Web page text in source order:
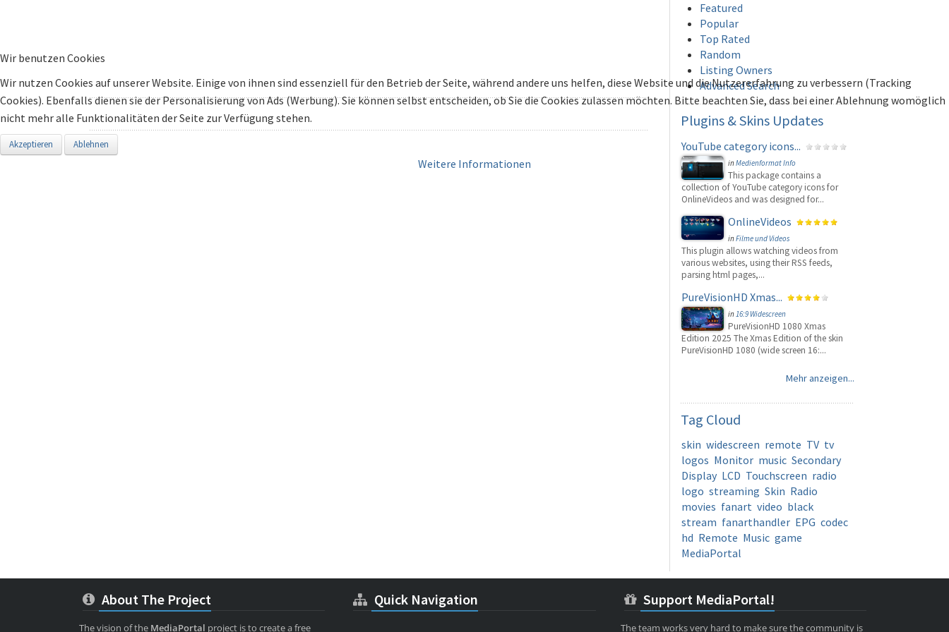
Featured
Popular
Top Rated
Random
Listing Owners
Advanced Search
Plugins & Skins Updates
YouTube category icons...
inMedienformat Info
This package contains a
collection of YouTube category icons for
OnlineVideos and was designed for...
OnlineVideos
inFilme und Videos
This plugin allows watching videos from
various websites, using their RSS feeds,
parsing html pages,...
PureVisionHD Xmas...
in16:9 Widescreen
PureVisionHD 1080 Xmas
Edition 2025 The Xmas Edition of the skin
PureVisionHD 1080 (wide screen 16:...
Mehr anzeigen...
Tag Cloud
skin widescreen remote TV tv
logos Monitor music Secondary
Display LCD Touchscreen radio
logo streaming Skin Radio
movies fanart video black
stream fanarthandler EPG codec
hd Remote Music game
MediaPortal
About The Project
The vision of the MediaPortal project is to create a free
Quick Navigation Support MediaPortal!
The team works very hard to make sure the community is
Wir benutzen Cookies
Wir nutzen Cookies auf unserer Website. Einige von ihnen sind essenziell für den Betrieb der Seite, während andere uns helfen, diese Website und die Nutzererfahrung zu verbessern (Tracking
Cookies). Ebenfalls dienen sie der Personalisierung von Ads (Werbung). Sie können selbst entscheiden, ob Sie die Cookies zulassen möchten. Bitte beachten Sie, dass bei einer Ablehnung womöglich
nicht mehr alle Funktionalitäten der Seite zur Verfügung stehen.
Akzeptieren Ablehnen
Weitere Informationen